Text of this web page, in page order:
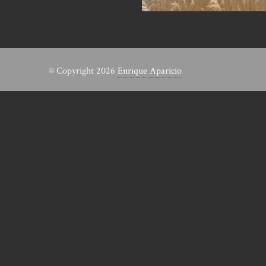
© Copyright 2026 Enrique Aparicio